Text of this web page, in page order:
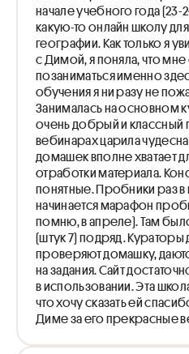
начале учебного года
какую-то онлайн школу
географии. Как только я
с Димой, я поняла, что
позаниматься именно
обучения я ни разу не
Занималась на основном
очень добрый и классный
вебинарах царила
домашек вполне хватает
отработки материала.
понятные. Пробники раз в
начинается марафон
помню, в апреле). Там
(штук 7) подряд.
проверяют домашку,
на задания. Сайт
в использовании. Эта
что хочу сказать ей
Диме за его прекрасные